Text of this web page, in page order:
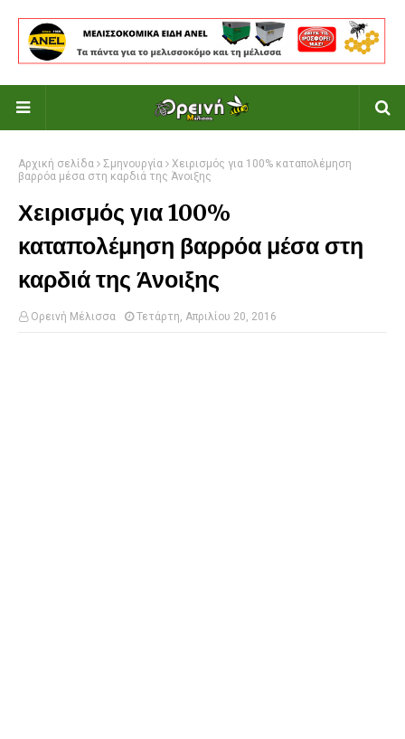
Αρχική σελίδα Σμηνουργία
Χειρισμός για 100% καταπολέμηση
βαρρόα μέσα στη καρδιά της Άνοιξης
Χειρισμός για 100%
καταπολέμηση βαρρόα μέσα στη
καρδιά της Άνοιξης
Ορεινή Μέλισσα Τετάρτη, Απριλίου 20, 2016